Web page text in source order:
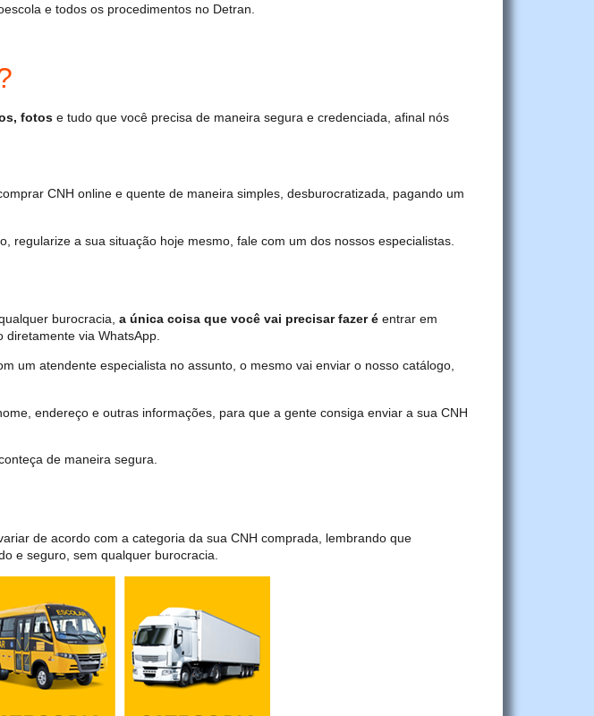
e todos os procedimentos no Detran.
fotos e tudo que você precisa de maneira segura e credenciada, afinal nós
CNH online e quente de maneira simples, desburocratizada, pagando um
regularize a sua situação hoje mesmo, fale com um dos nossos especialistas.
burocracia, a única coisa que você vai precisar fazer é entrar em
via WhatsApp.
um atendente especialista no assunto, o mesmo vai enviar o nosso catálogo,
endereço e outras informações, para que a gente consiga enviar a sua CNH
de maneira segura.
de acordo com a categoria da sua CNH comprada, lembrando que
e seguro, sem qualquer burocracia.